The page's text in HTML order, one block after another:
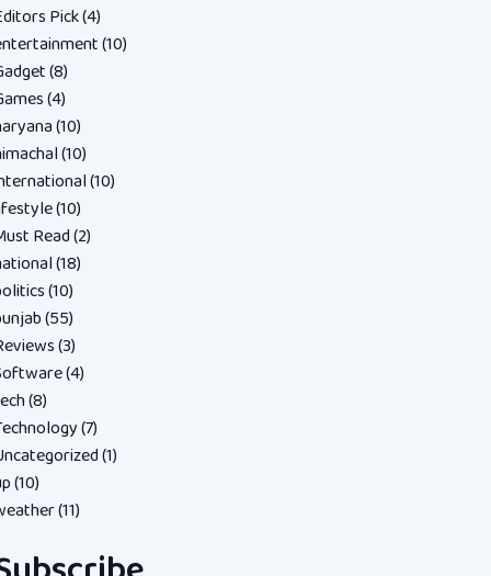
Pick(4)
(10)
(8)
(4)
(10)
(10)
(10)
(10)
Read(2)
(18)
(10)
(55)
(3)
(4)
(8)
(7)
(1)
(10)
(11)